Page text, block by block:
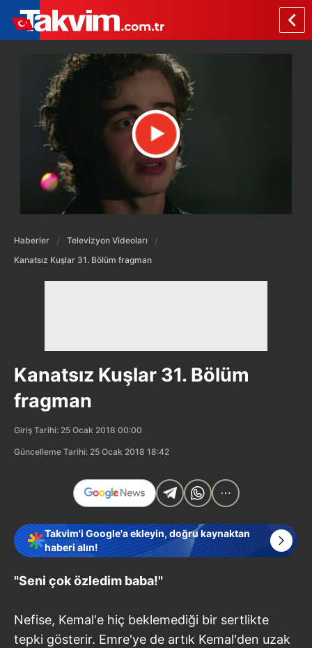
Haberler
Televizyon Videoları
Kanatsız Kuşlar 31. Bölüm fragman
Kanatsız Kuşlar 31. Bölüm
fragman
Giriş Tarihi: 25 Ocak 2018 00:00
Güncelleme Tarihi: 25 Ocak 2018 18:42
Takvim'i Google'a ekleyin, doğru kaynaktan
haberi alın!
"Seni çok özledim baba!"
Nefise, Kemal'e hiç beklemediği bir sertlikte
tepki gösterir. Emre'ye de artık Kemal'den uzak